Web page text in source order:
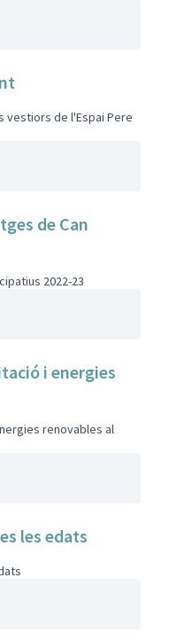
vestiors de l'Espai Pere
de Can
2022-23
i energies
renovables al
les edats